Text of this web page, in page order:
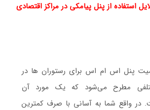
استفاده از پنل پیامکی در مراکز اقتصادی
پنل اس ام اس برای رستوران ها در
مطرح می‌شود که یک مورد آن
در واقع شما به آسانی با صرف کمترین